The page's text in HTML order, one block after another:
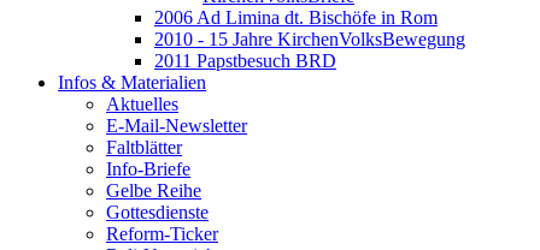
2006 Ad Limina dt. Bischöfe in Rom
2010 - 15 Jahre KirchenVolksBewegung
2011 Papstbesuch BRD
Infos & Materialien
Aktuelles
E-Mail-Newsletter
Faltblätter
Info-Briefe
Gelbe Reihe
Gottesdienste
Reform-Ticker